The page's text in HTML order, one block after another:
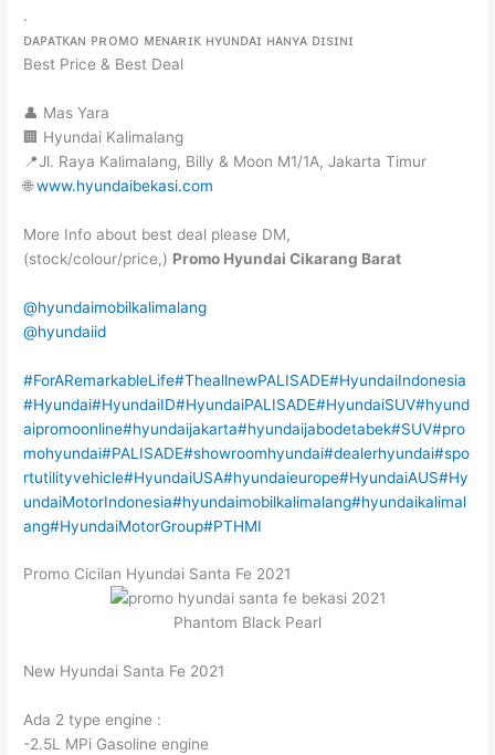
.
ᴅᴀᴘᴀᴛᴋᴀɴ ᴘʀᴏᴍᴏ ᴍᴇɴᴀʀɪᴋ ʜʏᴜɴᴅᴀɪ ʜᴀɴʏᴀ ᴅɪsɪɴɪ
Best Price & Best Deal
👤 Mas Yara
🏢 Hyundai Kalimalang
📍Jl. Raya Kalimalang, Billy & Moon M1/1A, Jakarta Timur
🌐www.hyundaibekasi.com
More Info about best deal please DM,
(stock/colour/price,) Promo Hyundai Cikarang Barat
@hyundaimobilkalimalang
@hyundaiid
#ForARemarkableLife#TheallnewPALISADE#HyundaiIndonesia
#Hyundai#HyundaiID#HyundaiPALISADE#HyundaiSUV#hyund
aipromoonline#hyundaijakarta#hyundaijabodetabek#SUV#pro
mohyundai#PALISADE#showroomhyundai#dealerhyundai#spo
rtutilityvehicle#HyundaiUSA#hyundaieurope#HyundaiAUS#Hy
undaiMotorIndonesia#hyundaimobilkalimalang#hyundaikalimal
ang#HyundaiMotorGroup#PTHMI
Promo Cicilan Hyundai Santa Fe 2021
Phantom Black Pearl
New Hyundai Santa Fe 2021
Ada 2 type engine :
-2.5L MPi Gasoline engine